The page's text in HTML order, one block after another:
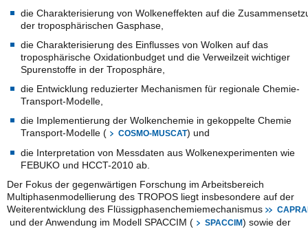
die Charakterisierung von Wolkeneffekten auf die
der troposphärischen Gasphase,
die Charakterisierung des Einflusses von Wolken auf das
troposphärische Oxidationbudget und die Verweilzeit wichtiger
Spurenstoffe in der Troposphäre,
die Entwicklung reduzierter Mechanismen für regionale Chemie-
Transport-Modelle,
die Implementierung der Wolkenchemie in gekoppelte Chemie
Transport-Modelle (
COSMO-MUSCAT) und
die Interpretation von Messdaten aus Wolkenexperimenten wie
FEBUKO und HCCT-2010 ab.
Der Fokus der gegenwärtigen Forschung im Arbeitsbereich
Multiphasenmodellierung des TROPOS liegt insbesondere auf der
Weiterentwicklung des Flüssigphasenchemiemechanismus
und der Anwendung im Modell SPACCIM ( SPACCIM) sowie der